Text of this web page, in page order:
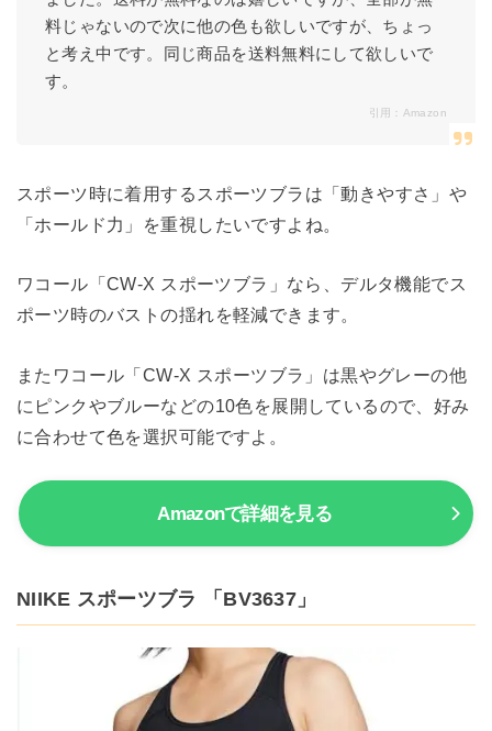
料じゃないので次に他の色も欲しいですが、ちょっ
と考え中です。同じ商品を送料無料にして欲しいで
す。
引用： Amazon
スポーツ時に着用するスポーツブラは「動きやすさ」や
「ホールド力」を重視したいですよね。
ワコール「CW-X スポーツブラ」なら、デルタ機能でス
ポーツ時のバストの揺れを軽減できます。
またワコール「CW-X スポーツブラ」は黒やグレーの他
にピンクやブルーなどの10色を展開しているので、好み
に合わせて色を選択可能ですよ。
Amazonで詳細を見る
NIIKE スポーツブラ 「BV3637」